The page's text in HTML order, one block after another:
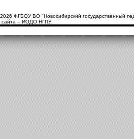
ФГБОУ ВО "Новосибирский государственный
сайта – ИОДО НГПУ